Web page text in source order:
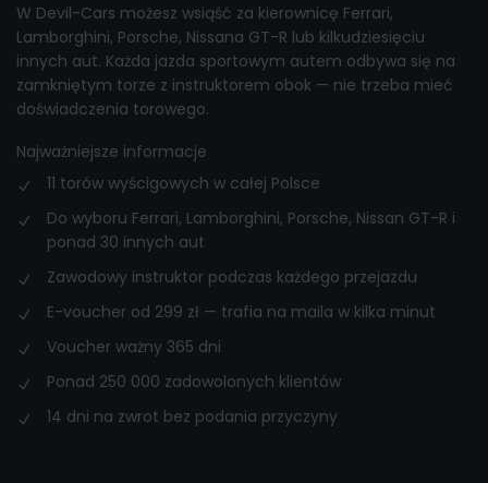
W Devil-Cars możesz wsiąść za kierownicę Ferrari,
Lamborghini, Porsche, Nissana GT-R lub kilkudziesięciu
innych aut. Każda jazda sportowym autem odbywa się na
zamkniętym torze z instruktorem obok — nie trzeba mieć
doświadczenia torowego.
Najważniejsze informacje
11 torów wyścigowych w całej Polsce
Do wyboru Ferrari, Lamborghini, Porsche, Nissan GT-R i
ponad 30 innych aut
Zawodowy instruktor podczas każdego przejazdu
E-voucher od 299 zł — trafia na maila w kilka minut
Voucher ważny 365 dni
Ponad 250 000 zadowolonych klientów
14 dni na zwrot bez podania przyczyny